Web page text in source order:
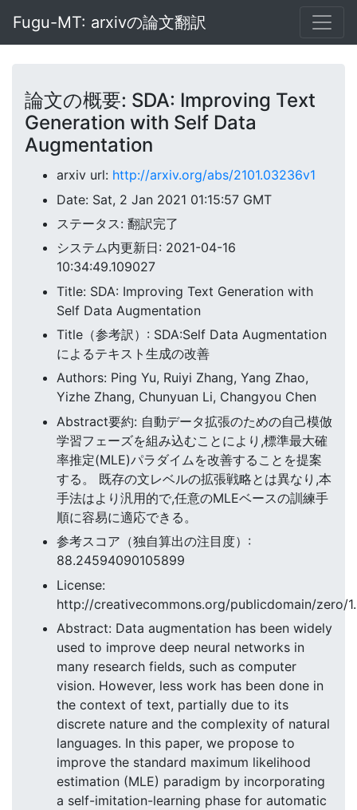
Fugu-MT: arxivの論文翻訳
論文の概要: SDA: Improving Text
Generation with Self Data
Augmentation
arxiv url: http://arxiv.org/abs/2101.03236v1
Date: Sat, 2 Jan 2021 01:15:57 GMT
ステータス: 翻訳完了
システム内更新日: 2021-04-16
10:34:49.109027
Title: SDA: Improving Text Generation with
Self Data Augmentation
Title（参考訳）: SDA:Self Data Augmentation
によるテキスト生成の改善
Authors: Ping Yu, Ruiyi Zhang, Yang Zhao,
Yizhe Zhang, Chunyuan Li, Changyou Chen
Abstract要約: 自動データ拡張のための自己模倣
学習フェーズを組み込むことにより,標準最大確
率推定(MLE)パラダイムを改善することを提案
する。 既存の文レベルの拡張戦略とは異なり,本
手法はより汎用的で,任意のMLEベースの訓練手
順に容易に適応できる。
参考スコア（独自算出の注目度）:
88.24594090105899
License:
http://creativecommons.org/publicdomain/zero/
Abstract: Data augmentation has been widely
used to improve deep neural networks in
many research fields, such as computer
vision. However, less work has been done in
the context of text, partially due to its
discrete nature and the complexity of natural
languages. In this paper, we propose to
improve the standard maximum likelihood
estimation (MLE) paradigm by incorporating
a self-imitation-learning phase for automatic